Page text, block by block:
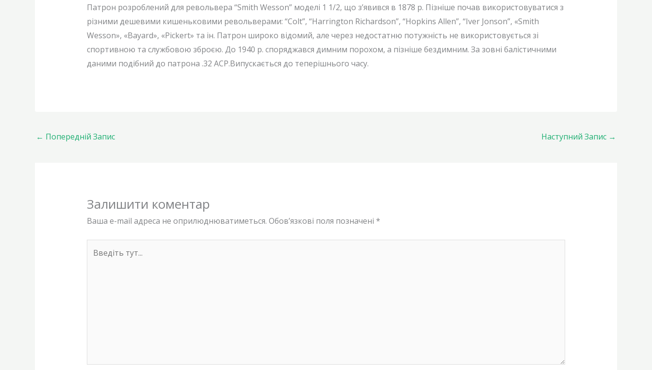
Патрон розроблений для револьвера “Smith Wesson” моделі 1 1/2, що з’явився в 1878 р. Пізніше почав використовуватися з
різними дешевими кишеньковими револьверами: “Colt”, “Harrington Richardson”, “Hopkins Allen”, “Iver Jonson”, «Smith
Wesson», «Bayard», «Pickert» та ін. Патрон широко відомий, але через недостатню потужність не використовується зі
спортивною та службовою зброєю. До 1940 р. споряджався димним порохом, а пізніше бездимним. За зовні балістичними
даними подібний до патрона .32 АСР.Випускається до теперішнього часу.
← Попередній Запис Наступний Запис →
Залишити коментар
Ваша e-mail адреса не оприлюднюватиметься. Обов’язкові поля позначені *